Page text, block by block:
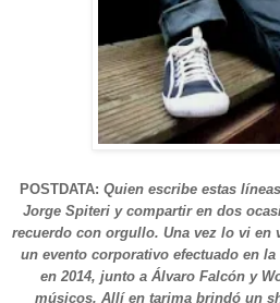
POSTDATA: Quien escribe estas
Jorge Spiteri y compartir en dos
recuerdo con orgullo. Una vez lo vi en
un evento corporativo efectuado en la
en 2014, junto a Álvaro Falcón y
músicos. Allí en tarima brindó un